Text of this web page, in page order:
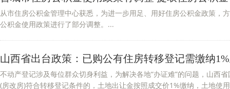
从市住房公积金管理中心获悉，为进一步用足、用好住房公积金政策，
公积金使用政策进行了部分调整。...
山西省出台政策：已购公有住房转移登记需缴纳
不动产登记涉及每位群众切身利益，为解决各地“办证难”的问题，山西
(房改房)符合转移登记条件的，土地出让金按照成交价1%缴纳，土地使